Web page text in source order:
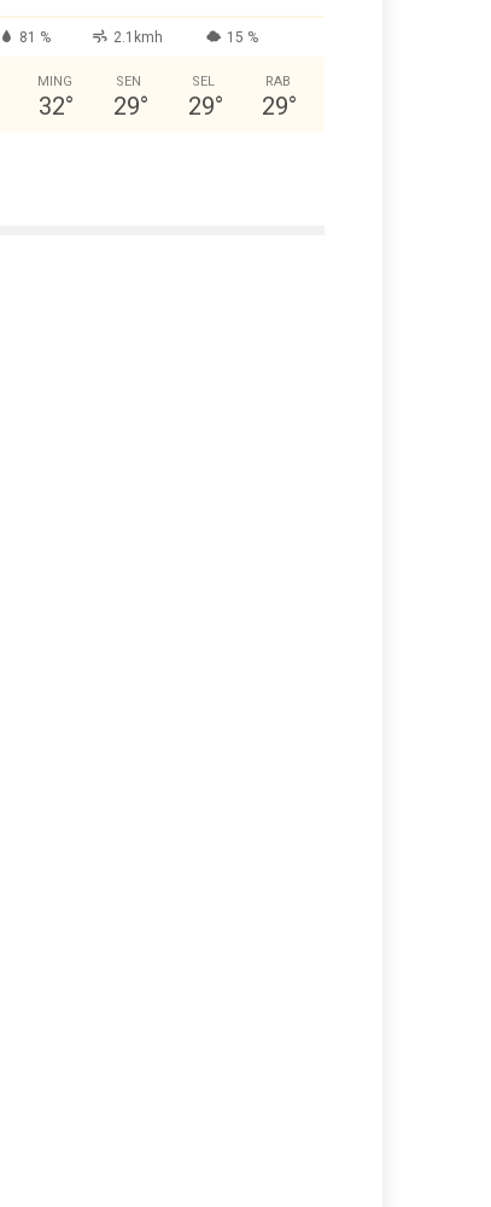
81 % 2.1kmh 15 %
MING
32°
SEN
29°
SEL
29°
RAB
29°